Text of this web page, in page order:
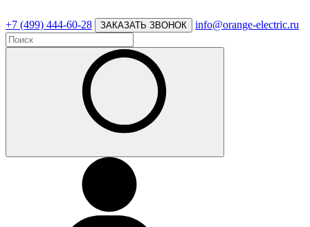
+7 (499) 444-60-28 ЗАКАЗАТЬ ЗВОНОК info@orange-electric.ru